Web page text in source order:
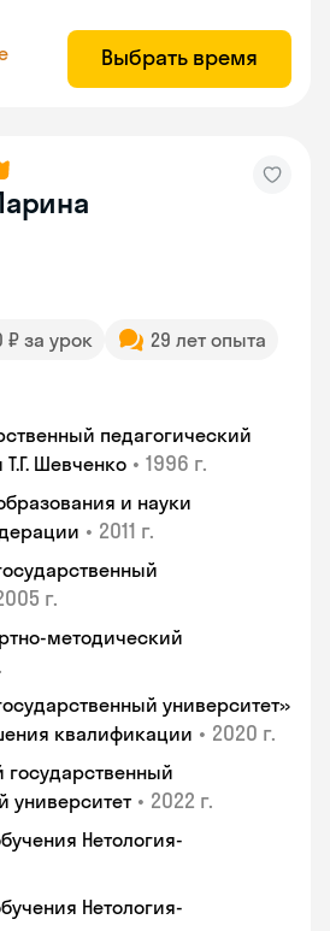
Выбрать время
₽ за урок
29 лет опыта
педагогический
Шевченко • 1996 г.
и науки
• 2011 г.
г.
методический
университет»
квалификации • 2020 г.
государственный
университет • 2022 г.
Нетология-
Нетология-